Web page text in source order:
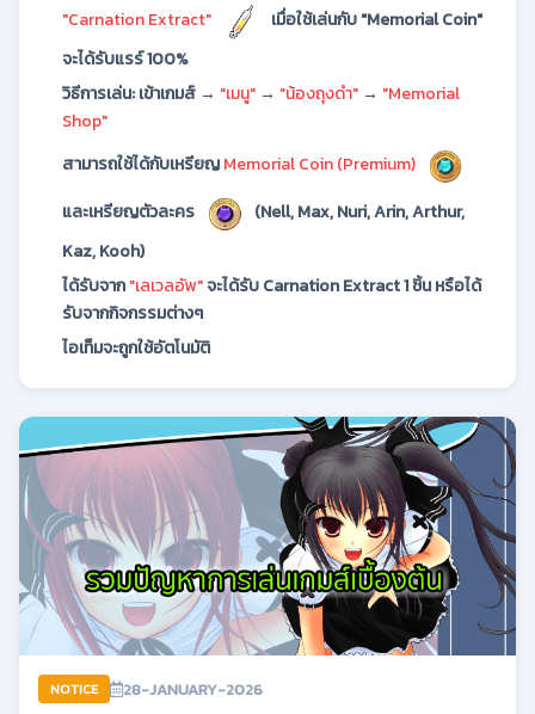
"Carnation Extract"
เมื่อใช้เล่นกับ "Memorial Coin"
จะได้รับแรร์ 100%
วิธีการเล่น: เข้าเกมส์ → "เมนู" → "น้องถุงดำ" → "Memorial
Shop"
สามารถใช้ได้กับเหรียญMemorial Coin (Premium)
และเหรียญตัวละคร
(Nell, Max, Nuri, Arin, Arthur,
Kaz, Kooh)
ได้รับจาก"เลเวลอัพ"จะได้รับ Carnation Extract 1 ชิ้น หรือได้
รับจากกิจกรรมต่างๆ
ไอเท็มจะถูกใช้อัตโนมัติ
NOTICE 28-JANUARY-2026